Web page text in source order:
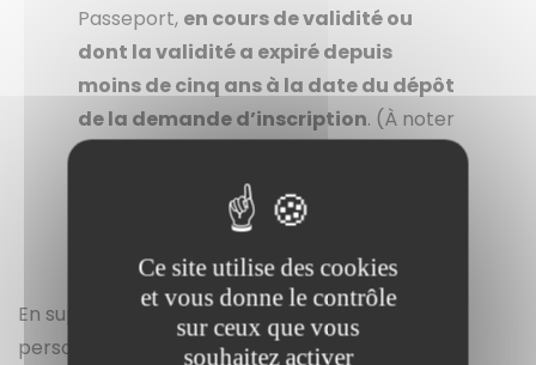
Passeport, en cours de validité ou
dont lavalidité a expiré depuis
moins de cinq ans à la date du dépôt
de la demande d’inscription. (À noter
: les cartes d’identité délivrées entre le 2
janvier 2004 et le 31 décembre 2013 sont
prolongées de 5 ans, sauf pour les
mineurs).
En supplément, le livret de famille,pour les
personnes mariées ou divorcées
Ce site utilise des cookies
et vous donne le contrôle
sur ceux que vous
souhaitez activer